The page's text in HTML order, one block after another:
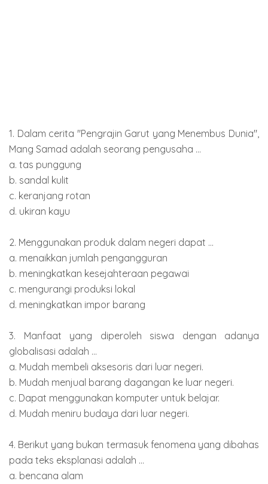
1. Dalam cerita "Pengrajin Garut yang Menembus Dunia",
Mang Samad adalah seorang pengusaha ...
a. tas punggung
b. sandal kulit
c. keranjang rotan
d. ukiran kayu
2. Menggunakan produk dalam negeri dapat ...
a. menaikkan jumlah pengangguran
b. meningkatkan kesejahteraan pegawai
c. mengurangi produksi lokal
d. meningkatkan impor barang
3. Manfaat yang diperoleh siswa dengan adanya
globalisasi adalah ...
a. Mudah membeli aksesoris dari luar negeri.
b. Mudah menjual barang dagangan ke luar negeri.
c. Dapat menggunakan komputer untuk belajar.
d. Mudah meniru budaya dari luar negeri.
4. Berikut yang bukan termasuk fenomena yang dibahas
pada teks eksplanasi adalah ...
a. bencana alam